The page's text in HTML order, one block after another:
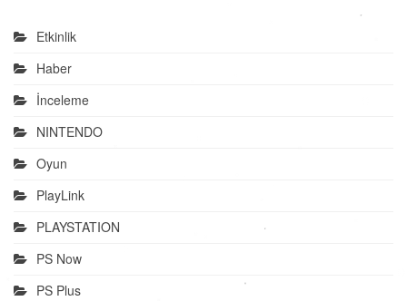
Etkinlik
Haber
İnceleme
NINTENDO
Oyun
PlayLink
PLAYSTATION
PS Now
PS Plus